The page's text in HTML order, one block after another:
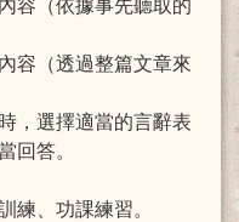
容（依據事先聽取的
容（透過整篇文章來
，選擇適當的言辭表
回答。
練、功課練習。